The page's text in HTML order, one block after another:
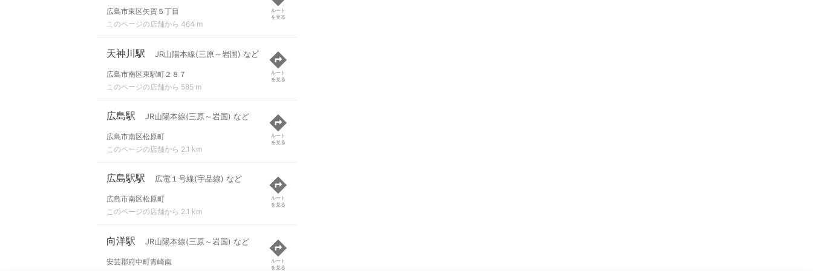
広島市東区矢賀５丁目
このページの店舗から 464 m
ルート
を見る
天神川駅 JR山陽本線(三原～岩国) など
広島市南区東駅町２８７
このページの店舗から 585 m
ルート
を見る
広島駅 JR山陽本線(三原～岩国) など
広島市南区松原町
このページの店舗から 2.1 km
ルート
を見る
広島駅駅 広電１号線(宇品線) など
広島市南区松原町
このページの店舗から 2.1 km
ルート
を見る
向洋駅 JR山陽本線(三原～岩国) など
安芸郡府中町青崎南
ルート
を見る